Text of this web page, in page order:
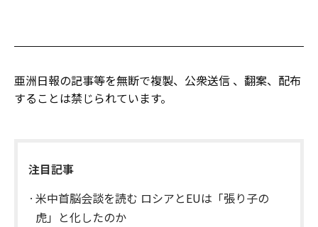
亜洲日報の記事等を無断で複製、公衆送信 、翻案、配布
することは禁じられています。
注目記事
米中首脳会談を読む ロシアとEUは「張り子の
虎」と化したのか